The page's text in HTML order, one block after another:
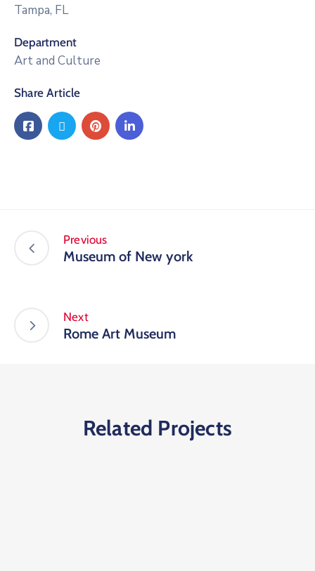
Tampa, FL
Department
Art and Culture
Share Article
Previous
Museum of New york
Next
Rome Art Museum
Related Projects